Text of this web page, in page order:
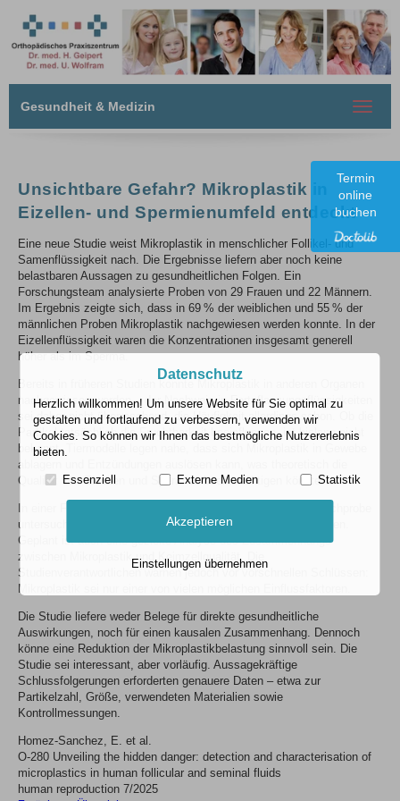
Gesundheit & Medizin
Toggle
Unsichtbare Gefahr? Mikroplastik in
Eizellen- und Spermienumfeld entdeckt
Eine neue Studie weist Mikroplastik in menschlicher Follikel- und
Samenflüssigkeit nach. Die Ergebnisse liefern aber noch keine
belastbaren Aussagen zu gesundheitlichen Folgen. Ein
Forschungsteam analysierte Proben von 29 Frauen und 22 Männern.
Im Ergebnis zeigte sich, dass in 69 % der weiblichen und 55 % der
männlichen Proben Mikroplastik nachgewiesen werden konnte. In der
Eizellenflüssigkeit waren die Konzentrationen insgesamt generell
höher als im Sperma.
Bereits in früheren Studien konnte Mikroplastik in anderen Organen
nachgewiesen werden – der Nachweis in Fortpflanzungsflüssigkeiten
sei daher nicht überraschend, die Häufigkeit allerdings schon. Ob die
Partikel tatsächlich die Fruchtbarkeit beeinflussen, ist bislang nicht
bekannt. Tiermodelle legen nahe, dass sich Mikroplastik in Gewebe
ablagern und Entzündungen auslösen kann, was theoretisch die
Qualität von Eizellen und Spermien beeinträchtigen könnte.
untersuchen und Lebensstil- sowie Umweltfaktoren einbeziehen.
Geplant ist auch eine gezielte Analyse des Zusammenhangs
zwischen Mikroplastik und Keimzellqualität. Die
Studienverantwortlichen warnen jedoch vor vorschnellen Schlüssen:
Mikroplastik sei nur einer von vielen möglichen Einflussfaktoren.
Die Studie liefere weder Belege für direkte gesundheitliche
Auswirkungen, noch für einen kausalen Zusammenhang. Dennoch
könne eine Reduktion der Mikroplastikbelastung sinnvoll sein. Die
Studie sei interessant, aber vorläufig. Aussagekräftige
Schlussfolgerungen erforderten genauere Daten – etwa zur
Partikelzahl, Größe, verwendeten Materialien sowie
Kontrollmessungen.
Homez-Sanchez, E. et al.
O-280 Unveiling the hidden danger: detection and characterisation of
microplastics in human follicular and seminal fluids
human reproduction 7/2025
Termin
online
buchen
Datenschutz
Herzlich willkommen! Um unsere Website für Sie optimal zu
gestalten und fortlaufend zu verbessern, verwenden wir
Cookies. So können wir Ihnen das bestmögliche Nutzererlebnis
bieten.
Essenziell Externe Medien Statistik
Akzeptieren
Einstellungen übernehmen